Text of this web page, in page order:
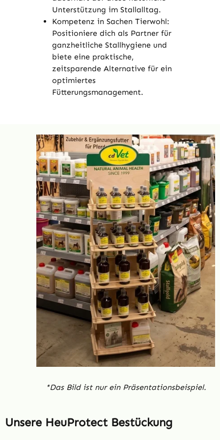
Unterstützung im Stallalltag.
Kompetenz in Sachen Tierwohl:
Positioniere dich als Partner für
ganzheitliche Stallhygiene und
biete eine praktische,
zeitsparende Alternative für ein
optimiertes
Fütterungsmanagement.
*Das Bild ist nur ein Präsentationsbeispiel.
Unsere HeuProtect Bestückung